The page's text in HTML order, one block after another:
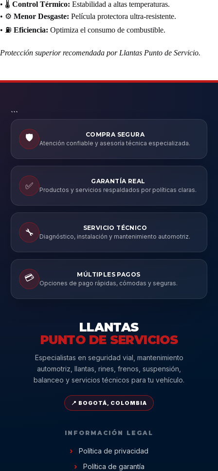
• 🌡️ Control Térmico: Estabilidad a altas temperaturas.
• ⚙️ Menor Desgaste: Película protectora ultra-resistente.
• ⛽ Eficiencia: Optimiza el consumo de combustible.
Protección superior recomendada por Llantas Punto de Servicio.
```
🛡️
COMPRA SEGURA
Atención confiable y asesoría técnica especializada.
✅
GARANTÍA REAL
Productos y servicios respaldados por políticas claras.
🔧
SERVICIO TÉCNICO
Diagnóstico, instalación y mantenimiento automotriz.
💳
MÚLTIPLES PAGOS
Opciones de pago rápidas, cómodas y seguras.
LLANTAS
PUNTO DE SERVICIOS
Especialistas en seguridad vial, mantenimiento
automotriz, llantas, rines, frenos, suspensión,
balanceo y servicios técnicos para tu vehículo.
📍 BOGOTÁ, COLOMBIA
INFORMACIÓN LEGAL
Política de privacidad
Política de garantía